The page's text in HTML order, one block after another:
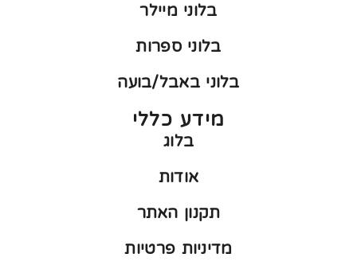
בלוני מיילר
בלוני ספרות
בלוני באבל/בועה
מידע כללי
בלוג
אודות
תקנון האתר
מדיניות פרטיות